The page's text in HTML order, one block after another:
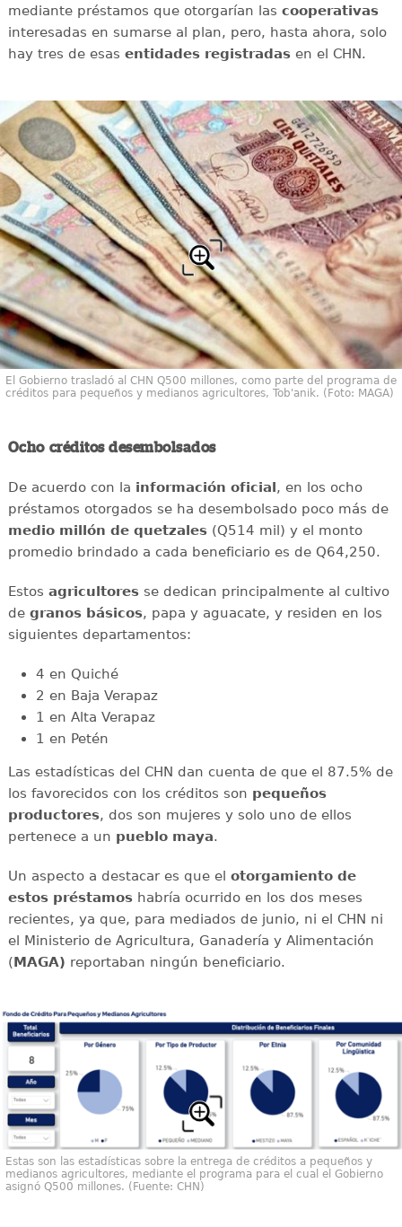
mediante préstamos que otorgarían las cooperativas
interesadas en sumarse al plan, pero, hasta ahora, solo
hay tres de esas entidades registradasen el CHN.
El Gobierno trasladó al CHN Q500 millones, como parte del programa de
créditos para pequeños y medianos agricultores, Tob'anik. (Foto: MAGA)
Ocho créditos desembolsados
De acuerdo con la información oficial, en los ocho
préstamos otorgados se ha desembolsado poco más de
medio millón de quetzales(Q514 mil) y el monto
promedio brindado a cada beneficiario es de Q64,250.
Estos agricultoresse dedican principalmente al cultivo
degranos básicos, papa y aguacate, y residen en los
siguientes departamentos:
4 en Quiché
2 en Baja Verapaz
1 en Alta Verapaz
1 en Petén
Las estadísticas del CHN dan cuenta de que el 87.5% de
los favorecidos con los créditos son pequeños
productores, dos son mujeres y solo uno de ellos
pertenece a un pueblo maya.
Un aspecto a destacar es que el otorgamiento de
estos préstamoshabría ocurrido en los dos meses
recientes, ya que, para mediados de junio, ni el CHN ni
el Ministerio de Agricultura, Ganadería y Alimentación
(MAGA) reportaban ningún beneficiario.
Estas son las estadísticas sobre la entrega de créditos a pequeños y
medianos agricultores, mediante el programa para el cual el Gobierno
asignó Q500 millones. (Fuente: CHN)